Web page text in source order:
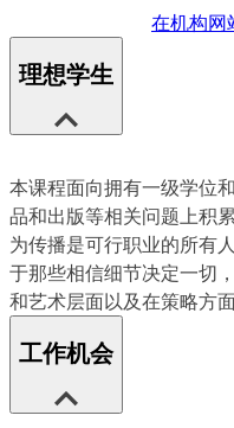
在机构网
理想学生
本课程面向拥有一级学位
品和出版等相关问题上积
为传播是可行职业的所有
于那些相信细节决定一切
和艺术层面以及在策略方
工作机会